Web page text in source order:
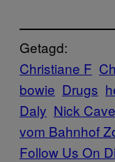
Getagd:
Christiane F
bowie Drugs
Daly Nick Cave
vom Bahnhof
Follow Us On